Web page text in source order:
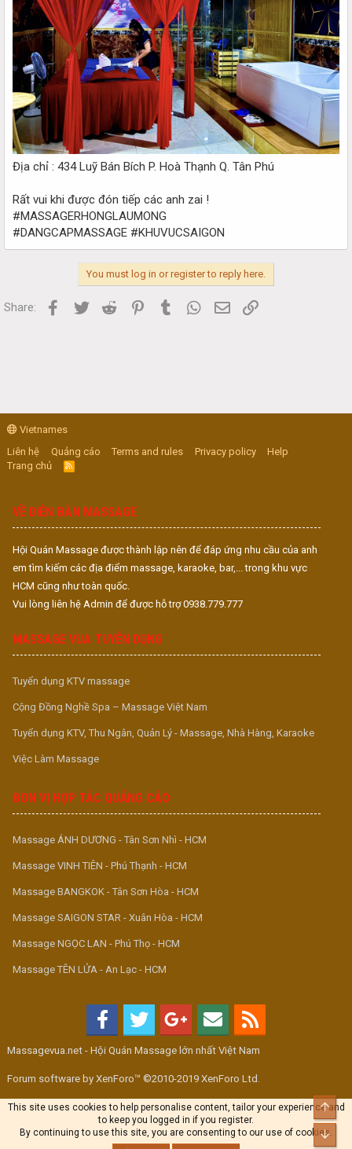
Địa chỉ : 434 Luỹ Bán Bích P. Hoà Thạnh Q. Tân Phú
Rất vui khi được đón tiếp các anh zai !
#MASSAGERHONGLAUMONG
#DANGCAPMASSAGE #KHUVUCSAIGON
You must log in or register to reply here.
Share: Facebook
Twitter Reddit PinterestTumblr WhatsApp
Email
Vietnames
Liên hệ
Quảng cáo Terms and rules Privacy policy
Help
Trang chủ
R
S
VỀ DIỄN ĐÀN MASSAGE
Hội Quán Massage được thành lập nên để đáp ứng nhu cầu của anh
em tìm kiếm các địa điểm massage, karaoke, bar,... trong khu vực
HCM cũng như toàn quốc.
Vui lòng liên hệ Admin để được hỗ trợ 0938.779.777
MASSAGE VUA TUYỂN DỤNG
Tuyển dụng KTV massage
Cộng Đồng Nghề Spa – Massage Việt Nam
Tuyển dụng KTV, Thu Ngân, Quản Lý - Massage, Nhà Hàng, Karaoke
Việc Làm Massage
ĐƠN VỊ HỢP TÁC QUẢNG CÁO
Massage ÁNH DƯƠNG - Tân Sơn Nhì - HCM
Massage VINH TIÊN - Phú Thạnh - HCM
Massage BANGKOK - Tân Sơn Hòa - HCM
Massage SAIGON STAR - Xuân Hòa - HCM
Massage NGỌC LAN - Phú Thọ - HCM
Massage TÊN LỬA - An Lạc - HCM
Massagevua.net - Hội Quán Massage lớn nhất Việt Nam
Forum software by XenForo™ ©2010-2019 XenForo Ltd.
This site uses cookies to help personalise content, tailor your experience and
to keep you logged in if you register.
By continuing to use this site, you are consenting to our use of cookies.
Top